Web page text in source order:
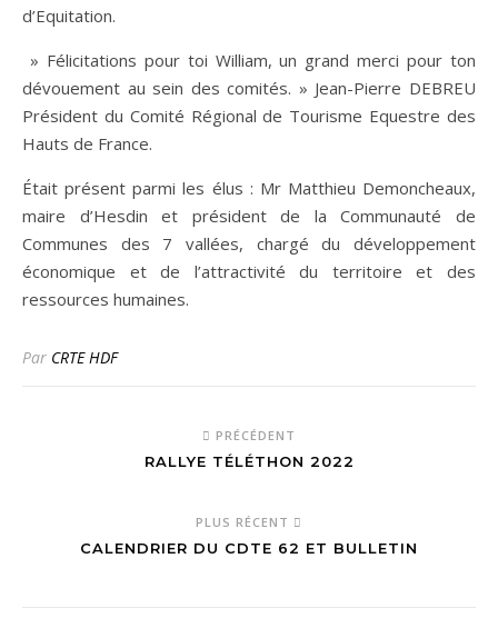
d’Equitation.
» Félicitations pour toi William, un grand merci pour ton
dévouement au sein des comités. » Jean-Pierre DEBREU
Président du Comité Régional de Tourisme Equestre des
Hauts de France.
Était présent parmi les élus : Mr Matthieu Demoncheaux,
maire d’Hesdin et président de la Communauté de
Communes des 7 vallées, chargé du développement
économique et de l’attractivité du territoire et des
ressources humaines.
Par CRTE HDF
PRÉCÉDENT
RALLYE TÉLÉTHON 2022
PLUS RÉCENT
CALENDRIER DU CDTE 62 ET BULLETIN